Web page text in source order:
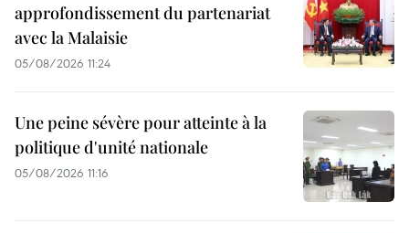
approfondissement du partenariat
avec la Malaisie
05/08/2026 11:24
Une peine sévère pour atteinte à la
politique d'unité nationale
05/08/2026 11:16